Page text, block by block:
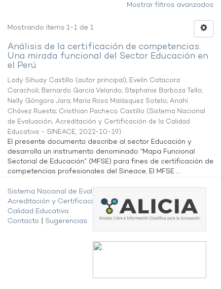
Mostrar filtros avanzados
Mostrando ítems 1-1 de 1
Análisis de la certificación de competencias:
Una mirada funcional del Sector Educación en
el Perú
Lady Sihuay Castillo (autor principal); Evelin Catacora
Caracholi; Bernardo García Velando; Stephanie Barboza Tello;
Nelly Góngora Jara; María Rosa Malásquez Sotelo; Anahí
Chávez Ruesta; Cristhian Pacheco Castillo (Sistema Nacional
de Evaluación, Acreditación y Certificación de la Calidad
Educativa - SINEACE, 2022-10-19)
El presente documento describe al sector Educación y
desarrolla un instrumento denominado “Mapa Funcional
Sectorial de Educación” (MFSE) para fines de certificación de
competencias profesionales del Sineace. El MFSE ...
Sistema Nacional de Evaluación,
Acreditación y Certificación de la
Calidad Educativa
Contacto
Sugerencias